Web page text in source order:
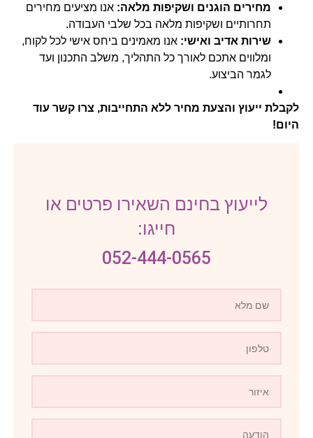
מחירים הוגנים ושקיפות מלאה: אנו מציעים מחירים
תחרותיים ושקיפות מלאה בכל שלבי העבודה.
שירות אדיב ואישי: אנו מאמינים ביחס אישי לכל לקוח,
ומלווים אתכם לאורך כל התהליך, משלב התכנון ועד
לגמר הביצוע.
לקבלת ייעוץ והצעת מחיר ללא התחייבות, צרו קשר עוד
היום!
לייעוץ בחינם השאירו פרטים או
חייגו:
052-444-0565